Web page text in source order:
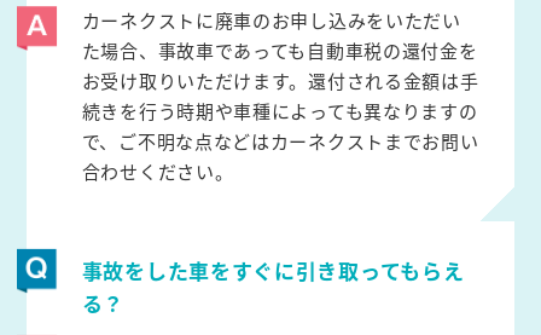
カーネクストに廃車のお申し込みをいただい
た場合、事故車であっても自動車税の還付金を
お受け取りいただけます。還付される金額は手
続きを行う時期や車種によっても異なりますの
で、ご不明な点などはカーネクストまでお問い
合わせください。
事故をした車をすぐに引き取ってもらえ
る？